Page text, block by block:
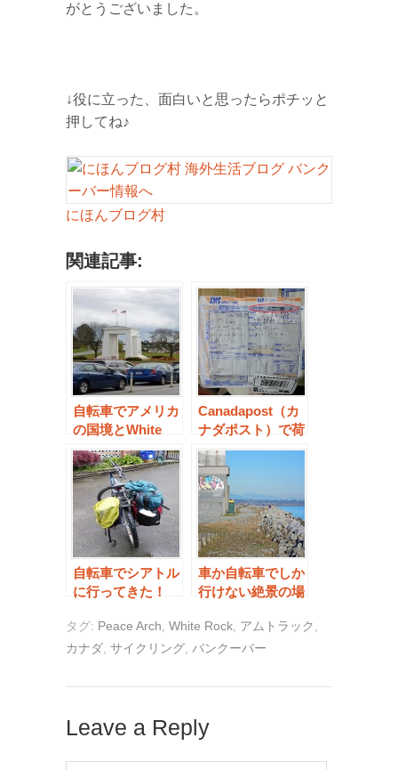
がとうございました。
↓役に立った、面白いと思ったらポチッと
押してね♪
にほんブログ村
関連記事:
自転車でアメリカ
の国境とWhite
Rockに行ってき
た！前編【Peace
Arch & White
Rock】
Canadapost（カ
ナダポスト）で荷
物の追跡（トラッ
キング）を調べる
方法
自転車でシアトル
に行ってきた！
車か自転車でしか
行けない絶景の場
タグ: Peace Arch White Rock アムトラック
カナダ サイクリング バンクーバー
Leave a Reply